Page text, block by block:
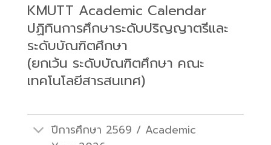
KMUTT Academic Calendar
ปฏิทินการศึกษาระดับปริญญาตรีและ
ระดับบัณฑิตศึกษา
(ยกเว้น ระดับบัณฑิตศึกษา คณะ
เทคโนโลยีสารสนเทศ)
ปีการศึกษา 2569 / Academic